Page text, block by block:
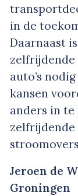
in de
Daarnaast
zelfrijdende
auto’s
kansen
anders in
zelfrijdende
Jeroen de
Groningen